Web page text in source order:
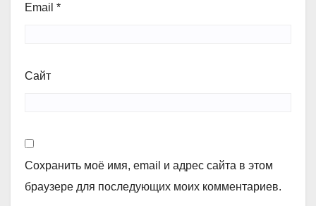
Email *
Сайт
Сохранить моё имя, email и адрес сайта в этом
браузере для последующих моих комментариев.